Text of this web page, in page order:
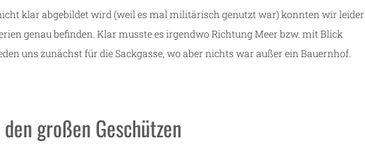
klar abgebildet wird (weil es mal militärisch genutzt war) konnten wir leider
genau befinden. Klar musste es irgendwo Richtung Meer bzw. mit Blick
uns zunächst für die Sackgasse, wo aber nichts war außer ein Bauernhof.
großen Geschützen